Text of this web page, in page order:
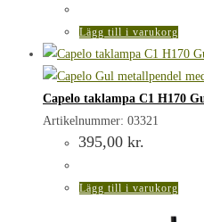
Lägg till i varukorg
Capelo taklampa C1 H170
Artikelnummer: 03321
395,00 kr.
Lägg till i varukorg